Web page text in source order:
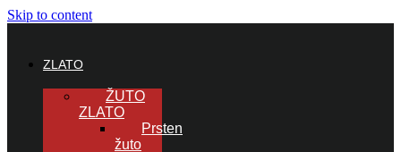
Skip to content
ZLATO
ŽUTO
ZLATO
Prsten
žuto